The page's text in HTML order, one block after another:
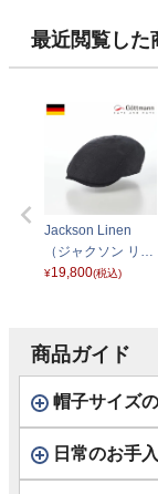
最近閲覧した
Jackson Linen
（ジャクソン リネ
ン） G2638100 ブ
¥19,800(税込)
商品ガイド
帽子サイズ
日常のお手